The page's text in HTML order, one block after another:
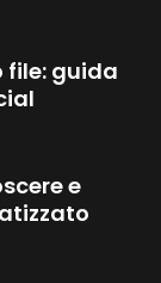
file: guida
e